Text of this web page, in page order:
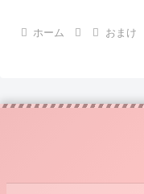
ホーム おまけ